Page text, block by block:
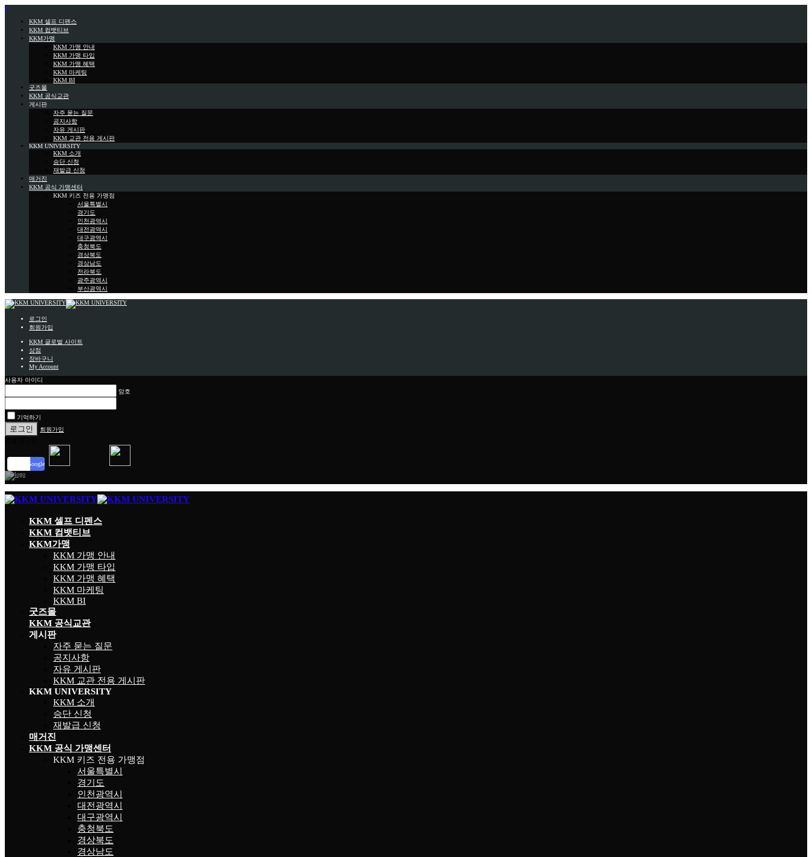
0
KKM 셀프 디펜스
KKM 컴뱃티브
KKM가맹
KKM 가맹 안내
KKM 가맹 타입
KKM 가맹 혜택
KKM 마케팅
KKM BI
굿즈몰
KKM 공식교관
게시판
자주 묻는 질문
공지사항
자유 게시판
KKM 교관 전용 게시판
KKM UNIVERSITY
KKM 소개
승단 신청
재발급 신청
매거진
KKM 공식 가맹센터
KKM 키즈 전용 가맹점
서울특별시
경기도
인천광역시
대전광역시
대구광역시
충청북도
경상북도
경상남도
전라북도
광주광역시
부산광역시
로그인
회원가입
KKM 글로벌 사이트
상점
장바구니
My Account
사용자 아이디
암호
기억하기
회원가입
로그인 Google
KKM 셀프 디펜스
KKM 컴뱃티브
KKM가맹
KKM 가맹 안내
KKM 가맹 타입
KKM 가맹 혜택
KKM 마케팅
KKM BI
굿즈몰
KKM 공식교관
게시판
자주 묻는 질문
공지사항
자유 게시판
KKM 교관 전용 게시판
KKM UNIVERSITY
KKM 소개
승단 신청
재발급 신청
매거진
KKM 공식 가맹센터
KKM 키즈 전용 가맹점
서울특별시
경기도
인천광역시
대전광역시
대구광역시
충청북도
경상북도
경상남도